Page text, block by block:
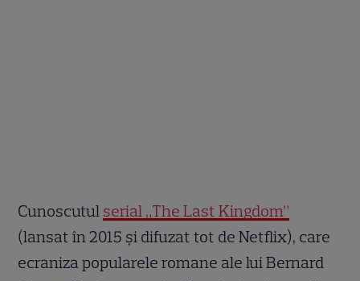
Cunoscutul serial „The Last Kingdom”
(lansat în 2015 și difuzat tot de Netflix), care
ecraniza popularele romane ale lui Bernard